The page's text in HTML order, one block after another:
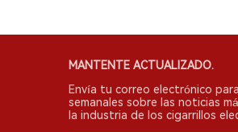
MANTENTE ACTUALIZADO.
Envía tu correo electrónico
semanales sobre las noticias
la industria de los cigarrillos